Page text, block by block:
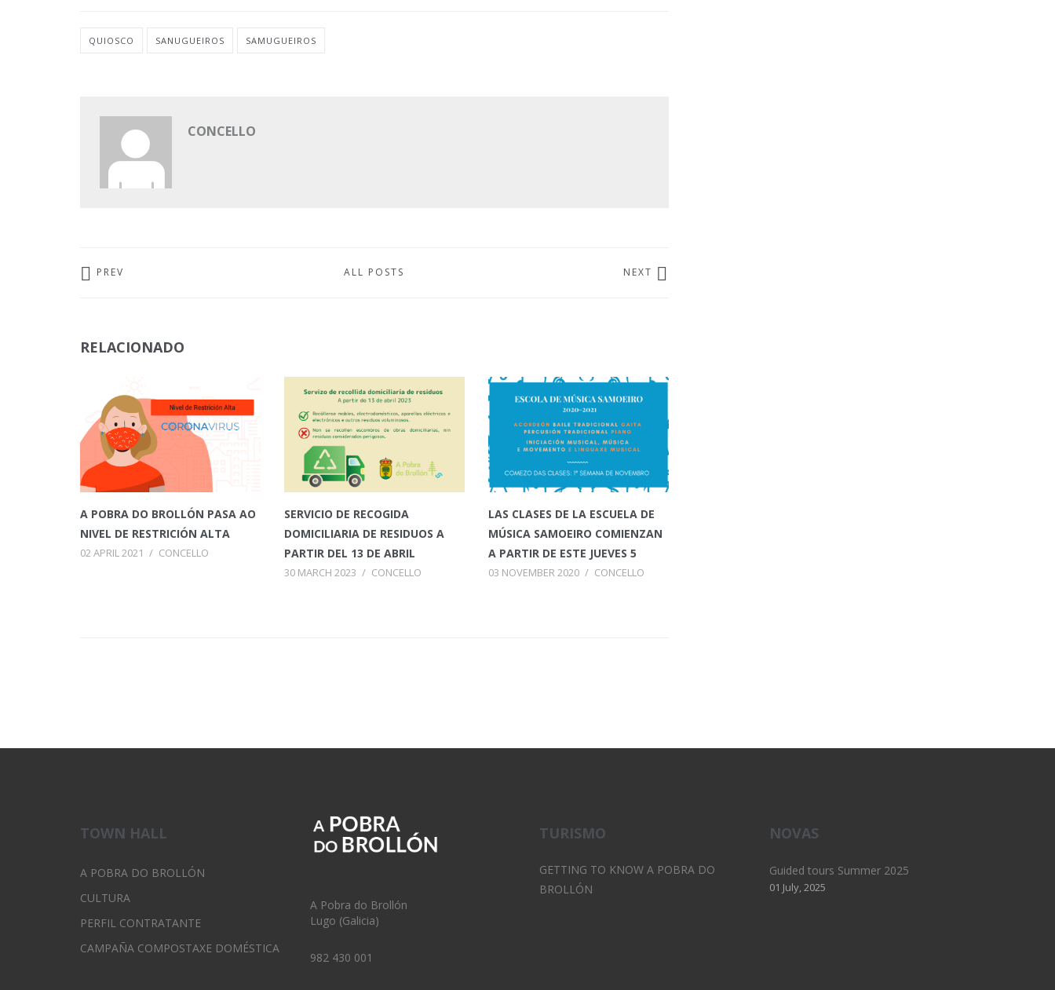
QUIOSCO SANUGUEIROS SAMUGUEIROS
CONCELLO
PREV ALL POSTS NEXT
RELACIONADO
A POBRA DO BROLLÓN PASA AO
NIVEL DE RESTRICIÓN ALTA
02 APRIL 2021 / CONCELLO
SERVICIO DE RECOGIDA
DOMICILIARIA DE RESIDUOS A
PARTIR DEL 13 DE ABRIL
30 MARCH 2023 / CONCELLO
LAS CLASES DE LA ESCUELA DE
MÚSICA SAMOEIRO COMIENZAN
A PARTIR DE ESTE JUEVES 5
03 NOVEMBER 2020 / CONCELLO
TOWN HALL
A POBRA DO BROLLÓN
CULTURA
PERFIL CONTRATANTE
CAMPAÑA COMPOSTAXE DOMÉSTICA
A Pobra do Brollón
Lugo (Galicia)
982 430 001
TURISMO
GETTING TO KNOW A POBRA DO
BROLLÓN
NOVAS
Guided tours Summer 2025
01 July, 2025